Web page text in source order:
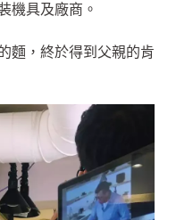
機具及廠商。
麵，終於得到父親的肯